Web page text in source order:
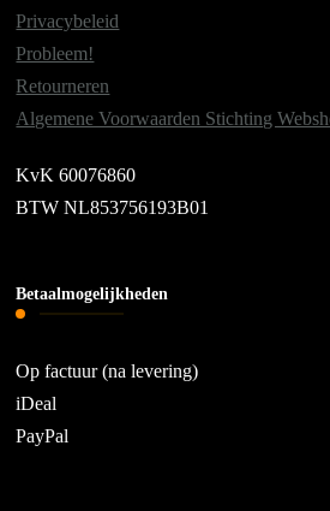
Privacybeleid
Probleem!
Retourneren
Algemene Voorwaarden Stichting
KvK 60076860
BTW NL853756193B01
Betaalmogelijkheden
Op factuur (na levering)
iDeal
PayPal